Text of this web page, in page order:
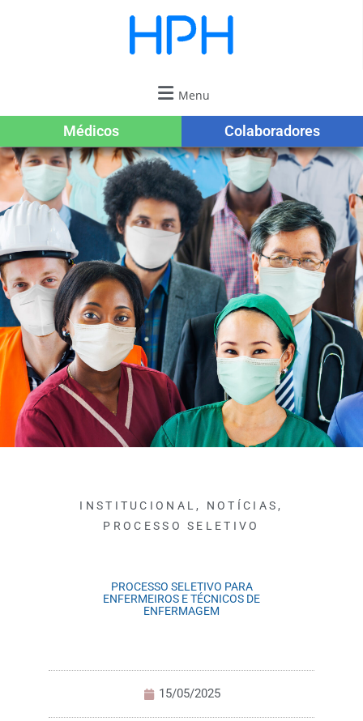
Menu
Médicos Colaboradores
INSTITUCIONAL , NOTÍCIAS ,
PROCESSO SELETIVO
PROCESSO SELETIVO PARA
ENFERMEIROS E TÉCNICOS DE
ENFERMAGEM
15/05/2025